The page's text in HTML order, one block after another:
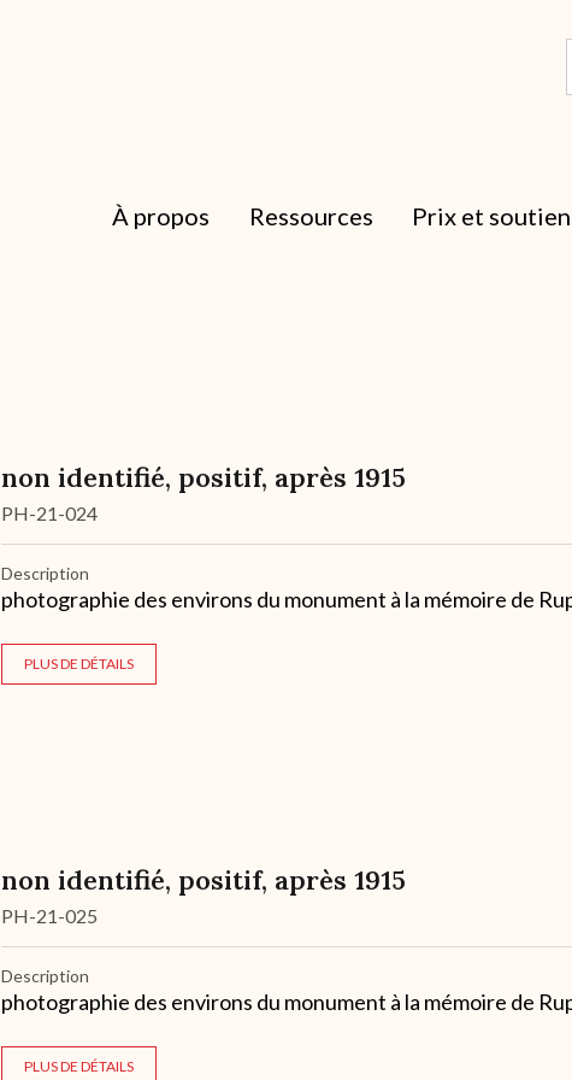
À propos Ressources Prix et
non identifié, positif, après 1915
PH-21-024
Description
photographie des environs du monument à la mémoire de
PLUS DE DÉTAILS
non identifié, positif, après 1915
PH-21-025
Description
photographie des environs du monument à la mémoire de
PLUS DE DÉTAILS